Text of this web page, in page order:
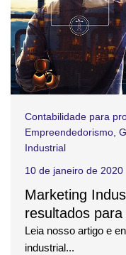
Contabilidade para
Empreendedorismo,
Industrial
10 de janeiro de 2020
Marketing
resultados
Leia nosso artigo e
industrial...